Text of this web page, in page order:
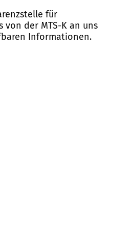
für
von der MTS-K an uns
Informationen.